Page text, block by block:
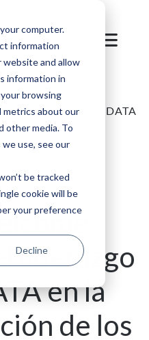
computer.
information
and allow
information in
browsing
metrics about our
other media. To
use, see our
be tracked
cookie will be
your preference
Decline
/El liderazgo de SKIDATA
y el ocio
liderazgo
en la
de los